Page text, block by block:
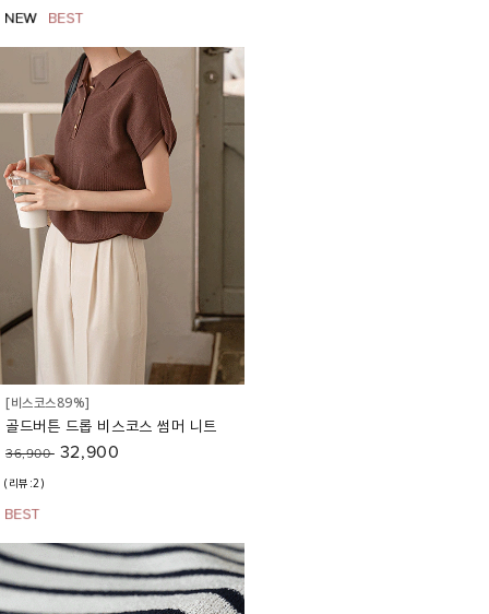
[비스코스89%]
골드버튼 드롭 비스코스 썸머 니트
36,900 32,900
(리뷰:2)